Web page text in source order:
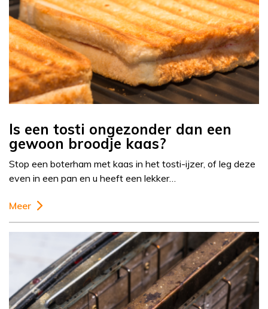
Is een tosti ongezonder dan een
gewoon broodje kaas?
Stop een boterham met kaas in het tosti-ijzer, of leg deze
even in een pan en u heeft een lekker…
Meer